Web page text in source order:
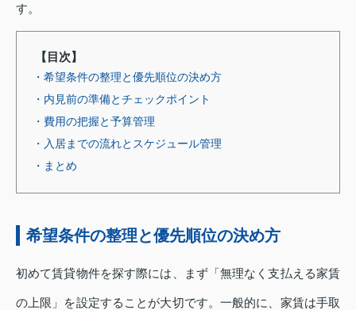
す。
【目次】
・希望条件の整理と優先順位の決め方
・内見前の準備とチェックポイント
・費用の把握と予算管理
・入居までの流れとスケジュール管理
・まとめ
希望条件の整理と優先順位の決め方
初めて賃貸物件を探す際には、まず「無理なく支払える家賃
の上限」を設定することが大切です。一般的に、家賃は手取